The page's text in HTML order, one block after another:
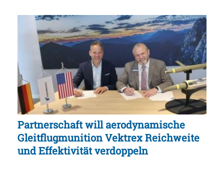
Partnerschaft will aerodynamische
Gleitflugmunition Vektrex Reichweite
und Effektivität verdoppeln